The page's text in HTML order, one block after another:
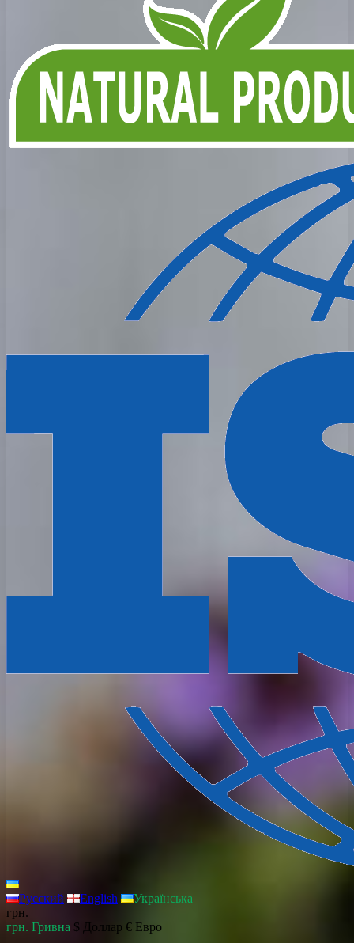
Русский English
Українська
грн.
грн. Гривна $ Доллар € Евро